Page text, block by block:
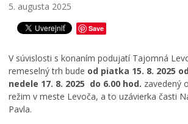
5. augusta 2025
Save
V súvislosti s konaním podujatí Tajomná
remeselný trh bude od piatka 15. 8. 2025
nedele 17. 8. 2025 do 6.00 hod. zavedený
režim v meste Levoča, a to uzávierka časti
Pavla.
ä
ť
o
i
l
v
L
e